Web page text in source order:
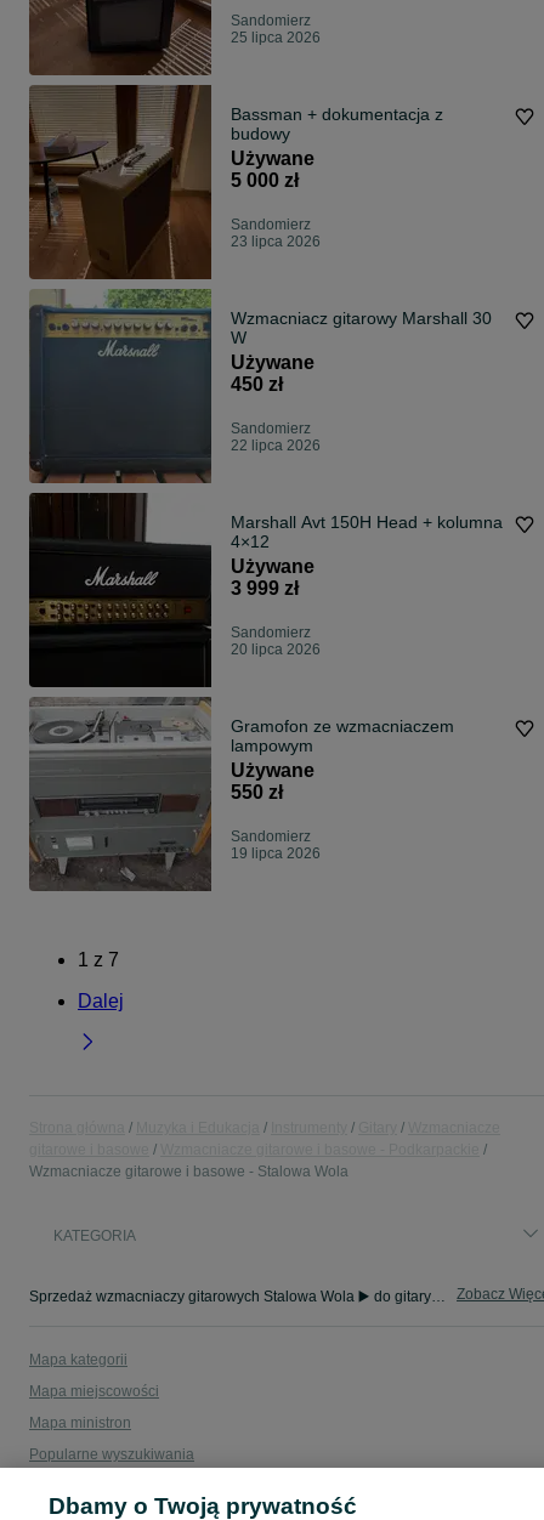
Sandomierz
25 lipca 2026
Bassman + dokumentacja z
budowy
Używane
5 000 zł
Sandomierz
23 lipca 2026
Wzmacniacz gitarowy Marshall 30
W
Używane
450 zł
Sandomierz
22 lipca 2026
Marshall Avt 150H Head + kolumna
4×12
Używane
3 999 zł
Sandomierz
20 lipca 2026
Gramofon ze wzmacniaczem
lampowym
Używane
550 zł
Sandomierz
19 lipca 2026
1 z 7
Dalej
Wzmacniacze gitarowe i basowe - Stalowa Wola
KATEGORIA
Sprzedaż wzmacniaczy gitarowych Stalowa Wola ▶️ do gitary elektrycznej, basowej itp. ✅ Nowe i używane w super cenach ✌ Kupuj i sprzedawaj na OLX.pl! Zobacz
Mapa kategorii
Mapa miejscowości
Mapa ministron
Popularne wyszukiwania
Dbamy o Twoją prywatność